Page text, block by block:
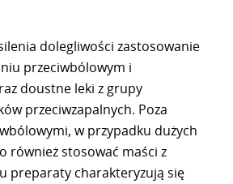
dolegliwości zastosowanie
przeciwbólowym i
doustne leki z grupy
przeciwzapalnych. Poza
w przypadku dużych
również stosować maści z
preparaty charakteryzują się